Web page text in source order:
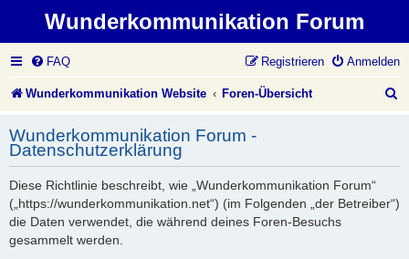
Wunderkommunikation Forum
FAQ Anmelden
Registrieren
Wunderkommunikation Website Foren-Übersicht
Wunderkommunikation Forum -
Datenschutzerklärung
Diese Richtlinie beschreibt, wie „Wunderkommunikation Forum“
(„https://wunderkommunikation.net“) (im Folgenden „der Betreiber“)
die Daten verwendet, die während deines Foren-Besuchs
gesammelt werden.